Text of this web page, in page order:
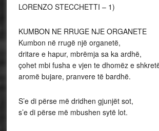
LORENZO STECCHETTI – 1)
KUMBON NE RRUGE NJE ORGANETE
Kumbon në rrugë një organetë,
dritare e hapur, mbrëmja sa ka ardhë,
çohet mbi fusha e vjen te dhomëz e
aromë bujare, pranvere të bardhë.
S’e di përse më dridhen gjunjët sot,
s’e di përse më mbushen sytë lot.